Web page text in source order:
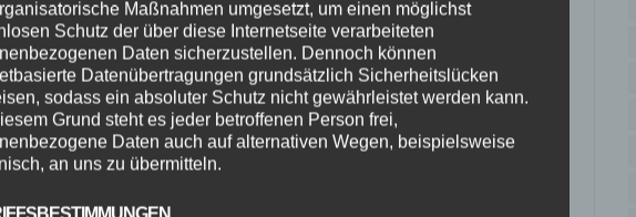
Maßnahmen umgesetzt, um einen möglichst
Schutz der über diese Internetseite verarbeiteten
Daten sicherzustellen. Dennoch können
Datenübertragungen grundsätzlich Sicherheitslücken
sodass ein absoluter Schutz nicht gewährleistet werden kann.
Grund steht es jeder betroffenen Person frei,
Daten auch auf alternativen Wegen, beispielsweise
an uns zu übermitteln.